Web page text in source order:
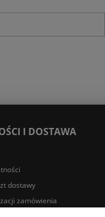
I DOSTAWA
dostawy
zamówienia